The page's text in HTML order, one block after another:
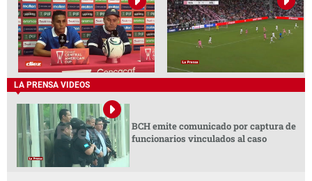
LA PRENSA VIDEOS
BCH emite comunicado por captura de
funcionarios vinculados al caso